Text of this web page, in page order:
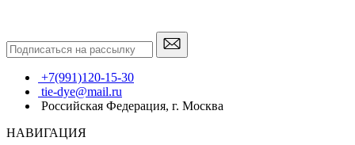
+7(991)120-15-30
tie-dye@mail.ru
Российская Федерация, г. Москва
НАВИГАЦИЯ